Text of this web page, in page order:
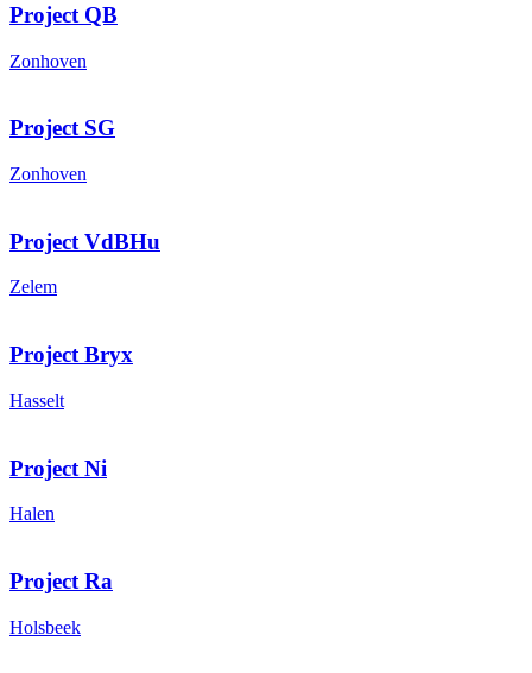
Project QB
Zonhoven
Project SG
Zonhoven
Project VdBHu
Zelem
Project Bryx
Hasselt
Project Ni
Halen
Project Ra
Holsbeek